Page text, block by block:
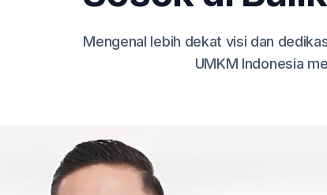
Mengenal lebih dekat visi dan
UMKM Indonesia